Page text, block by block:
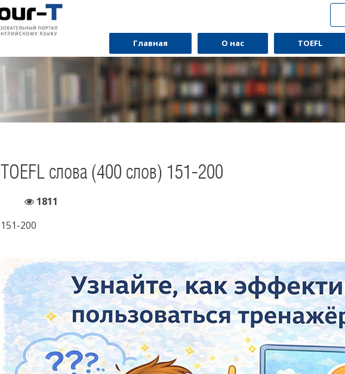
Главная О нас TOEFL
TOEFL слова (400 слов) 151-200
1811
151-200
Помогу Вам подготовиться к TOEFL
или ЕГЭ.
За полгода вывожу ученика
начального уровня на уровень
уверенного общения, свободного
выражения своих мыслей.
Специализируюсь на экспресс-
методах обучения.